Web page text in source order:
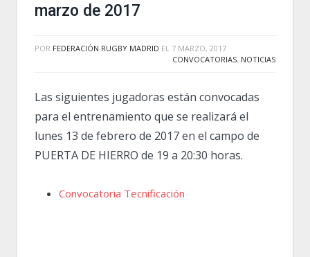
marzo de 2017
POR FEDERACIÓN RUGBY MADRID EL 7 MARZO, 2017
CONVOCATORIAS, NOTICIAS
Las siguientes jugadoras están convocadas
para el entrenamiento que se realizará el
lunes 13 de febrero de 2017 en el campo de
PUERTA DE HIERRO de 19 a 20:30 horas.
Convocatoria Tecnificación